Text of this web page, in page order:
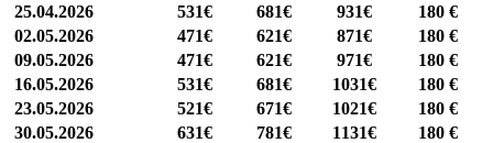
25.04.2026
531€ 681€ 931€
180 €
02.05.2026
471€ 621€ 871€
180 €
09.05.2026
471€ 621€ 971€
180 €
16.05.2026
531€ 681€ 1031€
180 €
23.05.2026
521€ 671€ 1021€
180 €
30.05.2026
631€ 781€ 1131€
180 €